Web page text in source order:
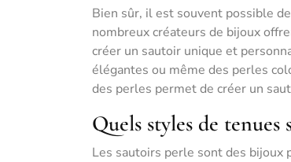
Bien sûr, il est souvent possible
nombreux créateurs de bijoux
créer un sautoir unique et
élégantes ou même des perles
des perles permet de créer un
Quels styles de
Les sautoirs perle sont des bijoux